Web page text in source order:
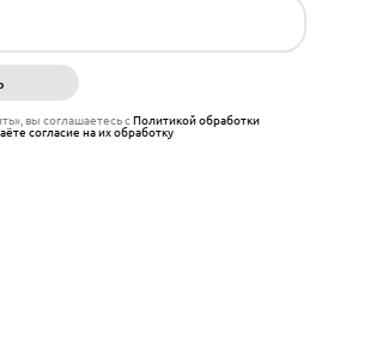
вы соглашаетесь сПолитикой обработки
согласие на их обработку